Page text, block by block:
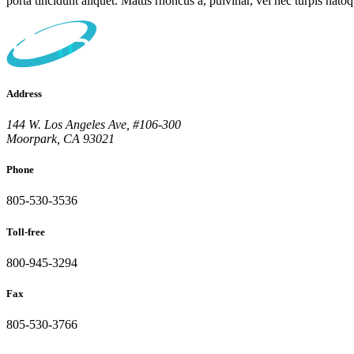
Address
144 W. Los Angeles Ave, #106-300
Moorpark, CA 93021
Phone
805-530-3536
Toll-free
800-945-3294
Fax
805-530-3766